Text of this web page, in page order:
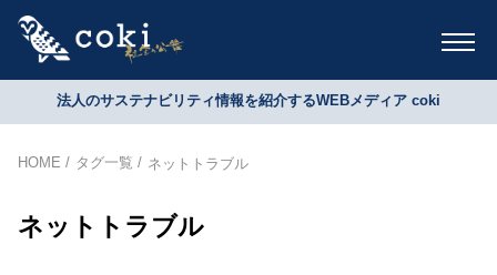
法人のサステナビリティ情報を紹介するWEBメディア coki
HOME タグ一覧 ネットトラブル
ネットトラブル